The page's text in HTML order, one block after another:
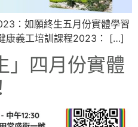
：如願終生五月份實體學習
康義工培訓課程2023： […]
」四月份實體